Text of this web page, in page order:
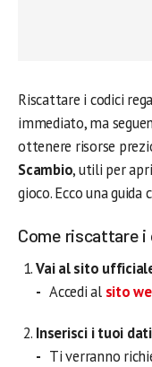
Riscattare i codici
immediato, ma
ottenere risorse
Scambio, utili per
gioco. Ecco una
Come riscattare i
Vai al sito
Accedi al sito
Inserisci i tuoi dati
Ti verranno